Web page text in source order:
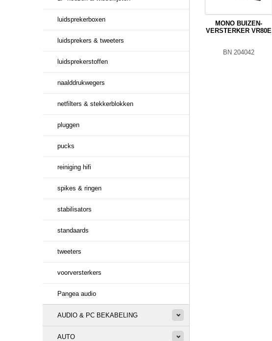
luidsprekerboxen
luidsprekers & tweeters
luidsprekerstoffen
naalddrukwegers
netfilters & stekkerblokken
pluggen
pucks
reiniging hifi
spikes & ringen
stabilisators
standaards
tweeters
voorversterkers
Pangea audio
AUDIO & PC BEKABELING
AUTO
MONO BUIZEN-
VERSTERKER VR80E
BN 204042